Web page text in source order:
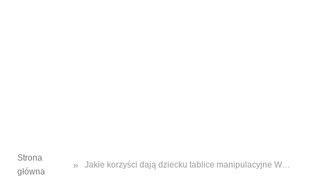
Strona
główna
» Jakie korzyści dają dziecku tablice manipulacyjne Woobiboo?